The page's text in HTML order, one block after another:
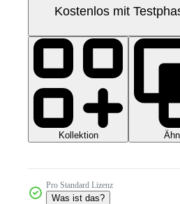
Kostenlos mit
Kollektion
Pro Standard Lizenz
Was ist das?